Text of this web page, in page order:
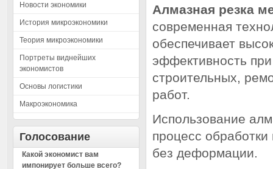
Новости экономики
История микроэкономики
Теория микроэкономики
Портреты виднейших
экономистов
Основы логистики
Макроэкономика
Голосование
Какой экономист вам
импонирует больше всего?
Алмазная резка
современная
обеспечивает
эффективность
строительных,
работ.
Использование
процесс
без деформации.